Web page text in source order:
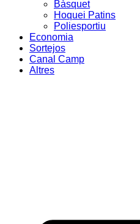
Bàsquet
Hoquei Patins
Poliesportiu
Economia
Sortejos
Canal Camp
Altres